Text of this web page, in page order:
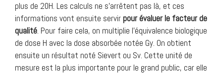
plus de 20H. Les calculs ne s’arrêtent pas là, et ces
informations vont ensuite servir pour évaluer le facteur de
qualité. Pour faire cela, on multiplie l’équivalence biologique
de dose H avec la dose absorbée notée Gy. On obtient
ensuite un résultat noté Sievert ou Sv. Cette unité de
mesure est la plus importante pour le grand public, car elle